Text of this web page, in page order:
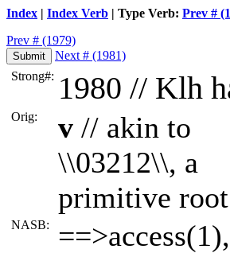
Index | Index Verb | Type Verb: Prev #
Prev # (1979)
Next # (1981)
Strong#: 1980 // Klh
Orig: v // akin to
\\03212\\, a
primitive root
NASB:
==>access(1),